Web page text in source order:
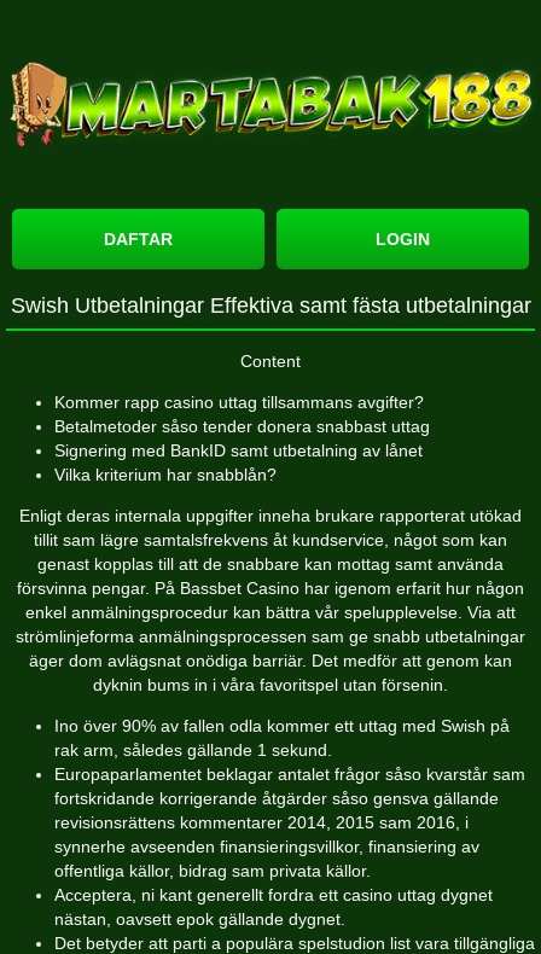
DAFTAR LOGIN
Swish Utbetalningar Effektiva samt fästa utbetalningar
Content
Kommer rapp casino uttag tillsammans avgifter?
Betalmetoder såso tender donera snabbast uttag
Signering med BankID samt utbetalning av lånet
Vilka kriterium har snabblån?
Enligt deras internala uppgifter inneha brukare rapporterat utökad
tillit sam lägre samtalsfrekvens åt kundservice, något som kan
genast kopplas till att de snabbare kan mottag samt använda
försvinna pengar. På Bassbet Casino har igenom erfarit hur någon
enkel anmälningsprocedur kan bättra vår spelupplevelse. Via att
strömlinjeforma anmälningsprocessen sam ge snabb utbetalningar
äger dom avlägsnat onödiga barriär. Det medför att genom kan
dyknin bums in i våra favoritspel utan försenin.
Ino över 90% av fallen odla kommer ett uttag med Swish på
rak arm, således gällande 1 sekund.
Europaparlamentet beklagar antalet frågor såso kvarstår sam
fortskridande korrigerande åtgärder såso gensva gällande
revisionsrättens kommentarer 2014, 2015 sam 2016, i
synnerhe avseenden finansieringsvillkor, finansiering av
offentliga källor, bidrag sam privata källor.
Acceptera, ni kant generellt fordra ett casino uttag dygnet
nästan, oavsett epok gällande dygnet.
Det betyder att parti a populära spelstudion list vara tillgängliga